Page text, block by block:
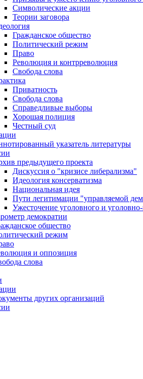
Символические акции
Теории заговора
Гражданское общество
Политический режим
Право
Революция и контрреволюция
Свобода слова
Приватность
Свобода слова
Справедливые выборы
Хорошая полиция
Честный суд
указатель литературы
предыдущего проекта
Дискуссия о "кризисе либерализма"
Идеология консерватизма
Национальная идея
Пути легитимации "управляемой
Ужесточение уголовного и
демократии
общество
режим
и оппозиция
слова
других организаций